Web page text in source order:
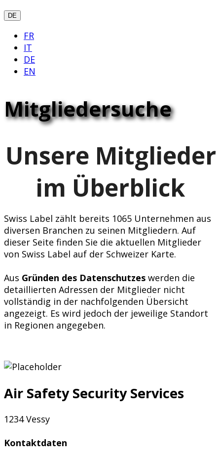
DE
FR
IT
DE
EN
Mitgliedersuche
Unsere Mitglieder
im Überblick
Swiss Label zählt bereits 1065 Unternehmen aus
diversen Branchen zu seinen Mitgliedern. Auf
dieser Seite finden Sie die aktuellen Mitglieder
von Swiss Label auf der Schweizer Karte.
Aus Gründen des Datenschutzes werden die
detaillierten Adressen der Mitglieder nicht
vollständig in der nachfolgenden Übersicht
angezeigt. Es wird jedoch der jeweilige Standort
in Regionen angegeben.
Air Safety Security Services
1234 Vessy
Kontaktdaten